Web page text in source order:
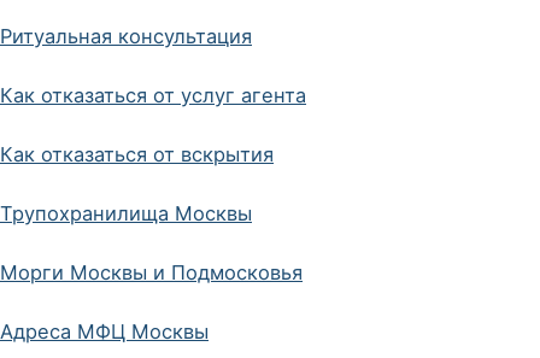
Ритуальная консультация
Как отказаться от услуг агента
Как отказаться от вскрытия
Трупохранилища Москвы
Морги Москвы и Подмосковья
Адреса МФЦ Москвы